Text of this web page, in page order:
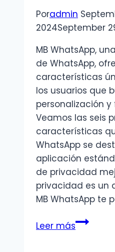
Poradmin
2024September
MB WhatsApp,
de WhatsApp,
características
los usuarios que
personalización
Veamos las seis
características
WhatsApp se
aplicación
de privacidad
privacidad es un
MB WhatsApp te
Leer másPrincipales